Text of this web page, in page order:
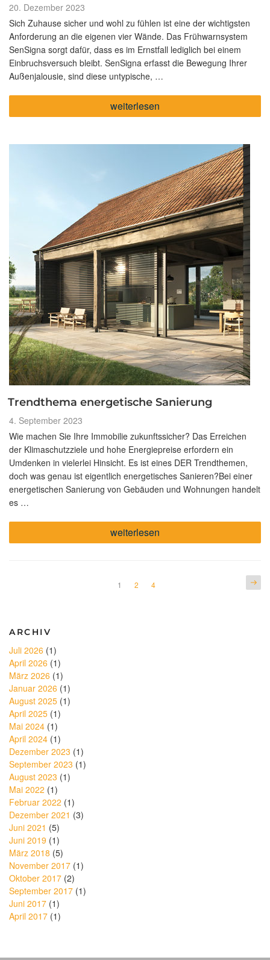
Veröffentlicht
am
20. Dezember 2023
Sich Zuhause sicher und wohl zu fühlen ist eine der wichtigsten
Anforderung an die eigenen vier Wände. Das Frühwarnsystem
SenSigna sorgt dafür, dass es im Ernstfall lediglich bei einem
Einbruchsversuch bleibt. SenSigna erfasst die Bewegung Ihrer
Außenjalousie, sind diese untypische, …
„SenSigna:
Das
Sicherheit
weiterlesen
Trendthema energetische Sanierung
Veröffentlicht
am
4. September 2023
Wie machen Sie Ihre Immobilie zukunftssicher? Das Erreichen
der Klimaschutzziele und hohe Energiepreise erfordern ein
Umdenken in vielerlei Hinsicht. Es ist eines DER Trendthemen,
doch was genau ist eigentlich energetisches Sanieren?Bei einer
energetischen Sanierung von Gebäuden und Wohnungen handelt
es …
„Trendthema
energetische
weiterlesen
Seitennummerierung
1 Seite
2 Seite
4 Seite
ARCHIV
Juli 2026 (1)
April 2026 (1)
März 2026 (1)
Januar 2026 (1)
August 2025 (1)
April 2025 (1)
Mai 2024 (1)
April 2024 (1)
Dezember 2023 (1)
September 2023 (1)
August 2023 (1)
Mai 2022 (1)
Februar 2022 (1)
Dezember 2021 (3)
Juni 2021 (5)
Juni 2019 (1)
März 2018 (5)
November 2017 (1)
Oktober 2017 (2)
September 2017 (1)
Juni 2017 (1)
April 2017 (1)